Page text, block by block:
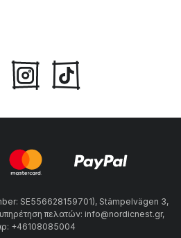
SE556628159701), Stämpelvägen 3,
πελατών: info@nordicnest.gr,
+46108085004